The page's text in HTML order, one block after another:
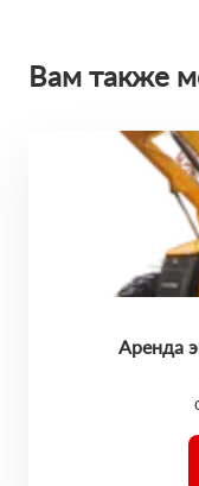
Вам также
Аренда